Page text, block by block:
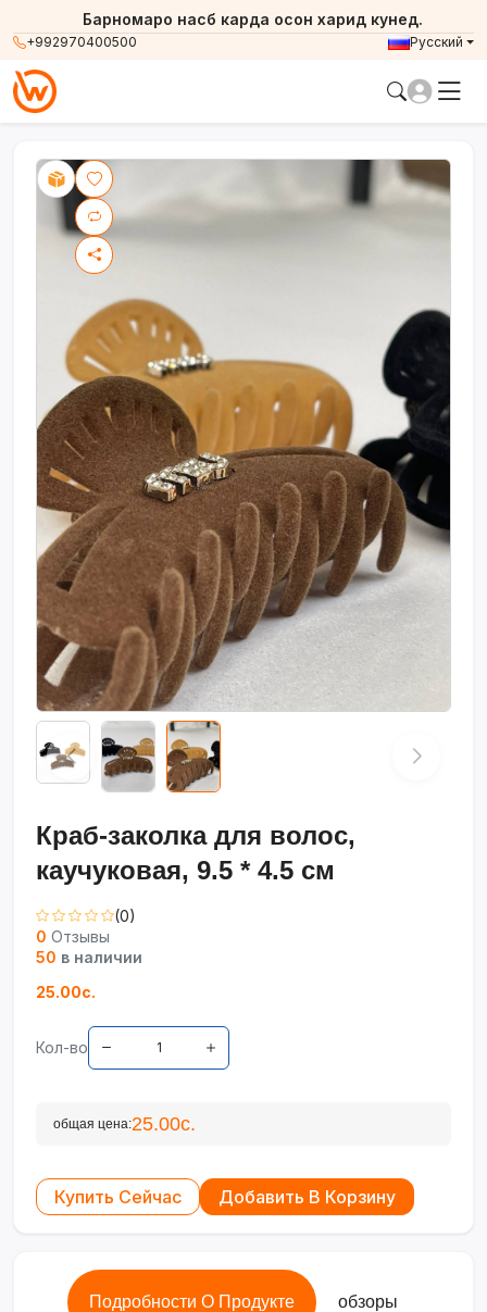
+992970400500
Барномаро насб карда осон харид кунед.
Русский
Краб-заколка для волос,
каучуковая, 9.5 * 4.5 см
(0)
0 Отзывы
50 в наличии
25.00с.
Кол-во
общая цена:25.00с.
Купить Сейчас Добавить В Корзину
Подробности О Продукте обзоры